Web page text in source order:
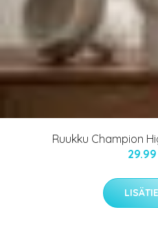
Ruukku Champion
29.99